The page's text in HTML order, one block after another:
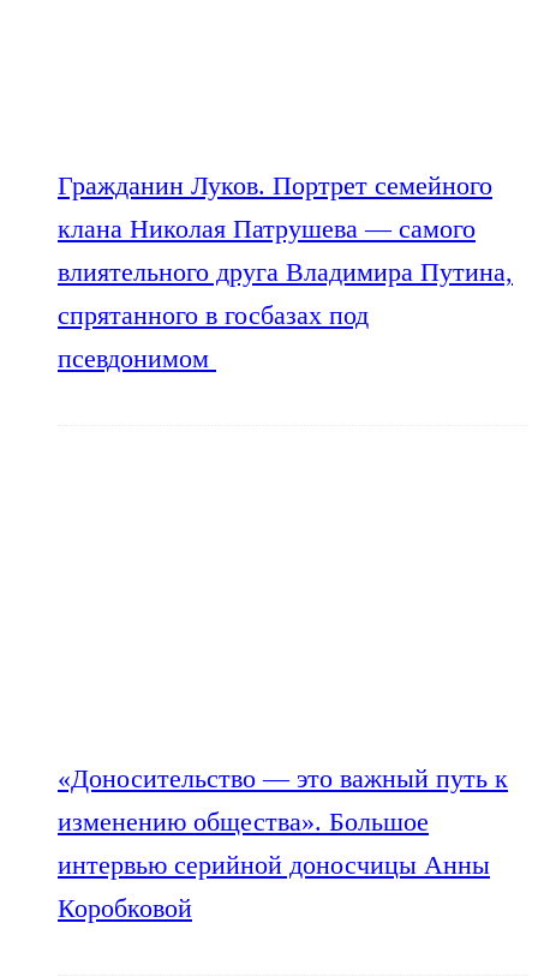
Гражданин Луков. Портрет семейного
клана Николая Патрушева — самого
влиятельного друга Владимира Путина,
спрятанного в госбазах под
псевдонимом
«Доносительство — это важный путь к
изменению общества». Большое
интервью серийной доносчицы Анны
Коробковой